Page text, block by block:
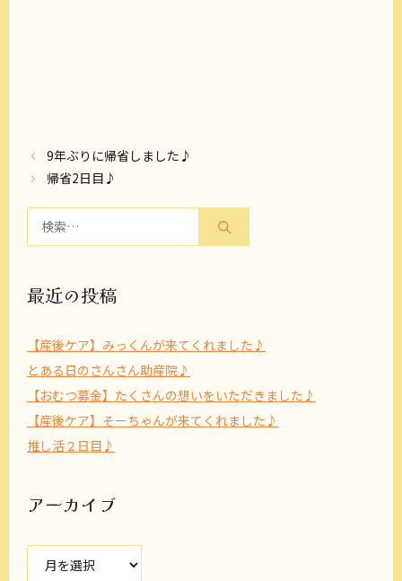
9年ぶりに帰省しました♪
帰省2日目♪
最近の投稿
【産後ケア】みっくんが来てくれました♪
とある日のさんさん助産院♪
【おむつ募金】たくさんの想いをいただきました♪
【産後ケア】そーちゃんが来てくれました♪
推し活２日目♪
アーカイブ